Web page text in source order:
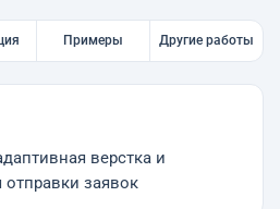
Примеры Другие работы
верстка и
заявок